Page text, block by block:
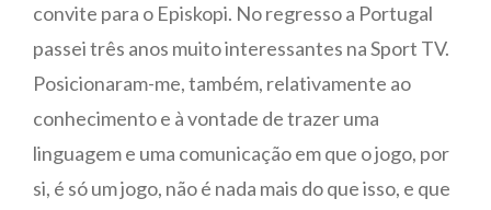
convite para o Episkopi. No regresso a Portugal
passei três anos muito interessantes na Sport TV.
Posicionaram-me, também, relativamente ao
conhecimento e à vontade de trazer uma
linguagem e uma comunicação em que o jogo, por
si, é só um jogo, não é nada mais do que isso, e que